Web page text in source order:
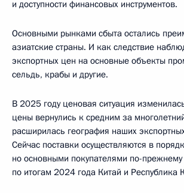
и доступности финансовых инструментов.
Основными рынками сбыта остались
азиатские страны. И как следствие
экспортных цен на основные объекты
сельдь, крабы и другие.
В 2025 году ценовая ситуация
цены вернулись к средним за
расширилась география наших
Сейчас поставки осуществляются в
но основными покупателями по-прежнему
по итогам 2024 года Китай и Республика